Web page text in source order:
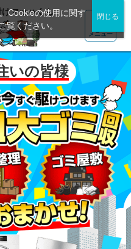
マッハくん
メニュー
いの皆様
Cookieの使用に関す
覧ください。